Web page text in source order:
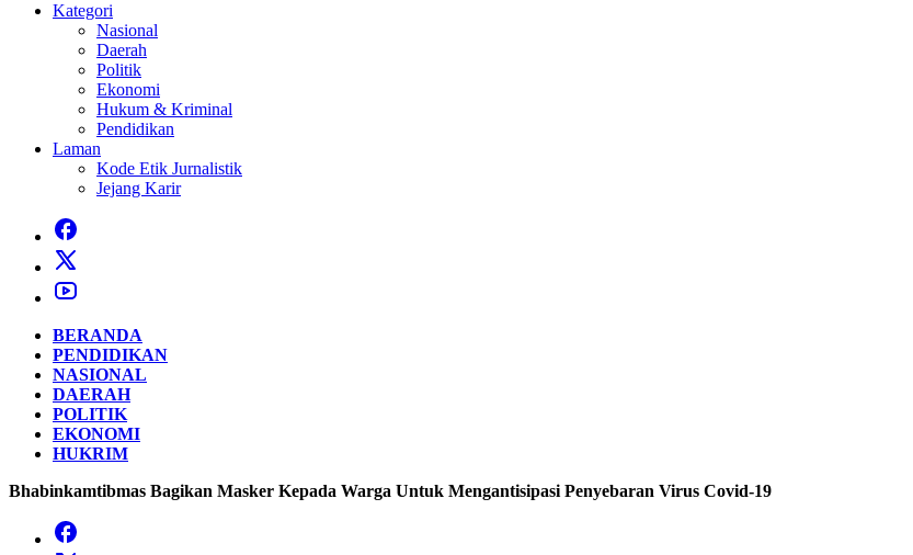
Kategori
Nasional
Daerah
Politik
Ekonomi
Hukum & Kriminal
Pendidikan
Laman
Kode Etik Jurnalistik
Jejang Karir
BERANDA
PENDIDIKAN
NASIONAL
DAERAH
POLITIK
EKONOMI
HUKRIM
Bhabinkamtibmas Bagikan Masker Kepada Warga Untuk Mengantisipasi Penyebaran Virus Covid-19